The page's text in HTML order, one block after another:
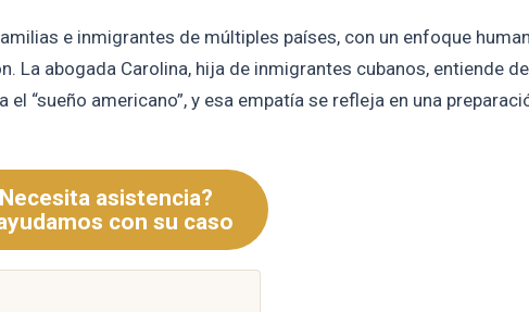
e inmigrantes de múltiples países, con un enfoque
La abogada Carolina, hija de inmigrantes cubanos, entiende de
“sueño americano”, y esa empatía se refleja en una
asistencia?
con su caso